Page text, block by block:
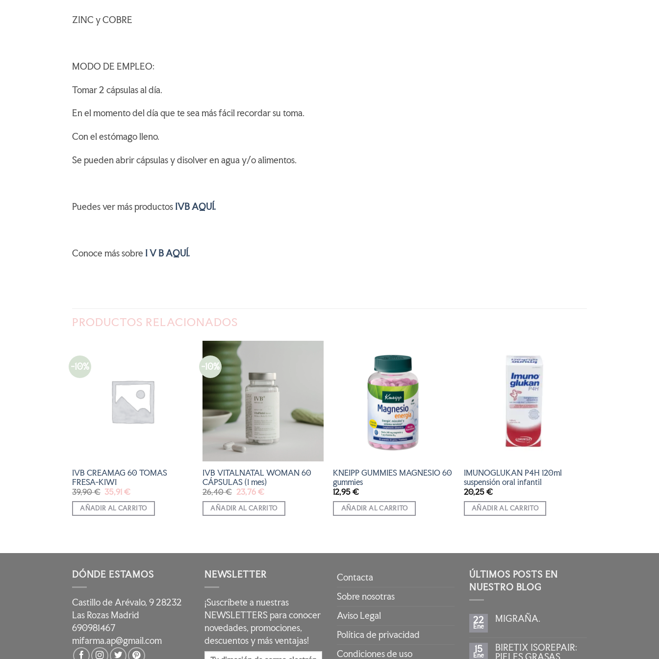
ZINC y COBRE
MODO DE EMPLEO:
Tomar 2 cápsulas al día.
En el momento del día que te sea más fácil recordar su toma.
Con el estómago lleno.
Se pueden abrir cápsulas y disolver en agua y/o alimentos.
Puedes ver más productos IVB AQUÍ.
Conoce más sobre I V B AQUÍ.
PRODUCTOS RELACIONADOS
-10%
IVB CREAMAG 60 TOMAS
FRESA-KIWI
39,90€ El
precio
original
era:
39,90 €.
35,91€El
actual
es:
35,91 €.
AÑADIR AL CARRITO
-10%
IVB VITALNATAL WOMAN 60
CÁPSULAS (1 mes)
26,40€ El
precio
original
era:
26,40 €.
23,76 €El
actual
es:
23,76 €.
AÑADIR AL CARRITO
LISTA
DESEOS
KNEIPP GUMMIES MAGNESIO 60
gummies
12,95€
AÑADIR AL CARRITO
IMUNOGLUKAN P4H 120ml
suspensión oral infantil
20,25 €
AÑADIR AL CARRITO
DÓNDE ESTAMOS
Castillo de Arévalo, 9 28232
Las Rozas Madrid
690981467
mifarma.ap@gmail.com
NEWSLETTER
¡Suscríbete a nuestras
NEWSLETTERS para conocer
novedades, promociones,
descuentos y más ventajas!
Contacta
Sobre nosotras
Aviso Legal
Política de privacidad
Condiciones de uso
ÚLTIMOS POSTS EN
NUESTRO BLOG
22
Ene
MIGRAÑA.
en
MIGRAÑA.
15
Ene
BIRETIX ISOREPAIR:
PIELES GRASAS